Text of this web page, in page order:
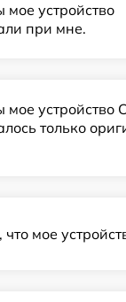
мое устройство
при мне.
мое устройство
только
мое